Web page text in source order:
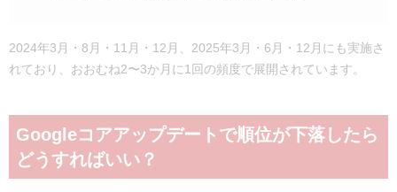
2024年3月・8月・11月・12月、2025年3月・6月・12月にも実施さ
れており、おおむね2〜3か月に1回の頻度で展開されています。
Googleコアアップデートで順位が下落したら
どうすればいい？